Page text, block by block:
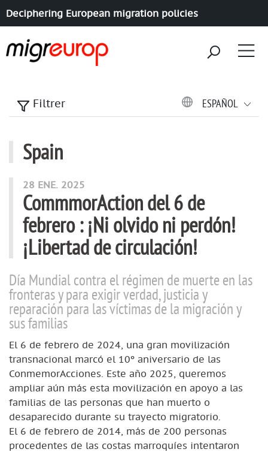
Deciphering European migration policies
Filtrer ESPAÑOL
Spain
articles mots
28 ENE. 2025
CommmorAction del 6 de
febrero : ¡Ni olvido ni perdón!
¡Libertad de circulación!
Día Mundial contra el régimen de muerte en las
fronteras y para exigir verdad, justicia y
reparación para las víctimas de la migración y
sus familias
El 6 de febrero de 2024, una gran movilización
transnacional marcó el 10º aniversario de las
ConmemorAcciones. Este año 2025, queremos
ampliar aún más esta movilización en apoyo a las
familias de las personas que han muerto o
desaparecido durante su trayecto migratorio.
El 6 de febrero de 2014, más de 200 personas
procedentes de las costas marroquíes intentaron